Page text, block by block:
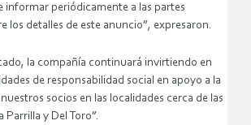
informar periódicamente a las partes
los detalles de este anuncio”, expresaron.
la compañía continuará invirtiendo en
de responsabilidad social en apoyo a la
socios en las localidades cerca de las
Parrilla y Del Toro”.